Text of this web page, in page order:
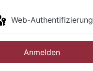
Web-Authentifizierung
Anmelden